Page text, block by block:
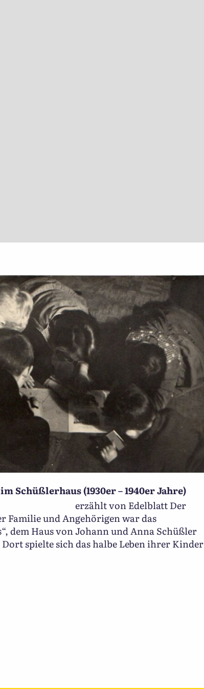
Schüßlerhaus (1930er – 1940er Jahre)
von Edelblatt Der
Familie und Angehörigen war das
dem Haus von Johann und Anna Schüßler
spielte sich das halbe Leben ihrer Kinder